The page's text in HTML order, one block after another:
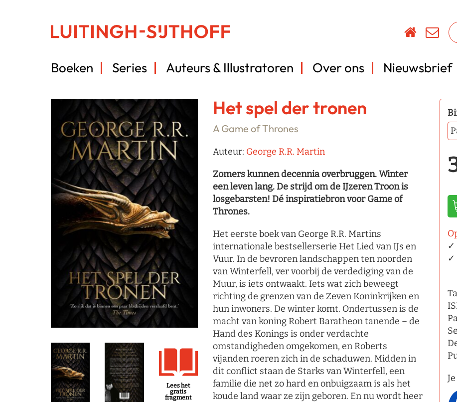
Boeken Series Auteurs & Illustratoren Over ons Nieuwsbrief
Lees het
gratis
fragment
Het spel der tronen
A Game of Thrones
Auteur: George R.R. Martin
Zomers kunnen decennia overbruggen. Winter
een leven lang. De strijd om de IJzeren Troon is
losgebarsten! Dé inspiratiebron voor Game of
Thrones.
Het eerste boek van George R.R. Martins
internationale bestsellerserie Het Lied van IJs en
Vuur. In de bevroren landschappen ten noorden
van Winterfell, ver voorbij de verdediging van de
Muur, is iets ontwaakt. Iets wat zich beweegt
richting de grenzen van de Zeven Koninkrijken en
hun inwoners. De winter komt. Ondertussen is de
macht van koning Robert Baratheon tanende – de
Hand des Konings is onder verdachte
omstandigheden omgekomen, en Roberts
vijanden roeren zich in de schaduwen. Midden in
dit conflict staan de Starks van Winterfell, een
familie die net zo hard en onbuigzaam is als het
koude land waar ze zijn geboren. En nu wordt heer